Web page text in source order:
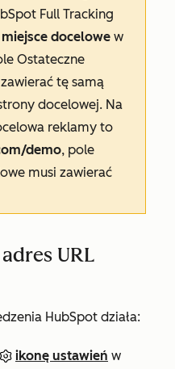
Full Tracking
docelowe w
Ostateczne
tę samą
docelowej. Na
reklamy to
demo, pole
musi zawierać
URL
HubSpot działa:
ikonę ustawień w